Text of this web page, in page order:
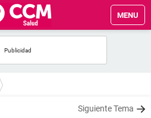
MENU
Siguiente Tema